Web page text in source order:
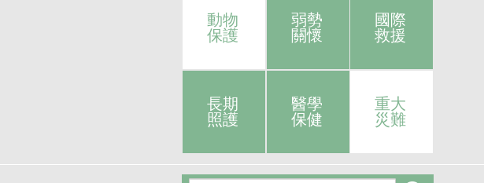
動物
保護
弱勢
關懷
國際
救援
長期
照護
醫學
保健
重大
災難